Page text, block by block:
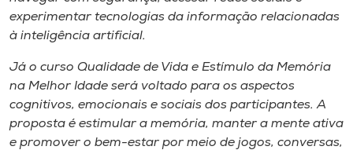
experimentar tecnologias da informação relacionadas
à inteligência artificial.
Já o curso Qualidade de Vida e Estímulo da Memória
na Melhor Idade será voltado para os aspectos
cognitivos, emocionais e sociais dos participantes. A
proposta é estimular a memória, manter a mente ativa
e promover o bem-estar por meio de jogos, conversas,